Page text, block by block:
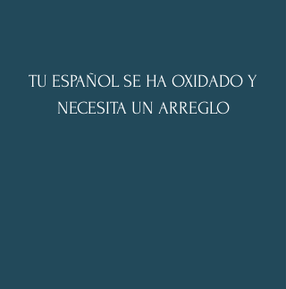
TU ESPAÑOL SE HA OXIDADO Y
NECESITA UN ARREGLO